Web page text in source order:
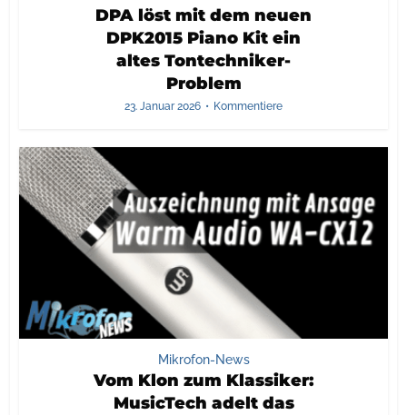
DPA löst mit dem neuen
DPK2015 Piano Kit ein
altes Tontechniker-
Problem
23. Januar 2026 Kommentiere
Mikrofon-News
Vom Klon zum Klassiker:
MusicTech adelt das